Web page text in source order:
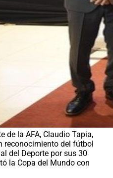
de la AFA, Claudio Tapia,
reconocimiento del fútbol
del Deporte por sus 30
la Copa del Mundo con